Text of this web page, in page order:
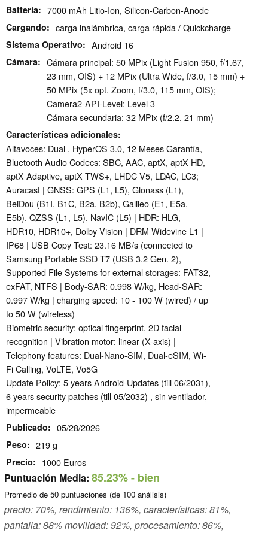
Battería 7000 mAh Litio-Ion, Silicon-Carbon-Anode
Cargando carga inalámbrica, carga rápida / Quickcharge
Sistema Operativo Android 16
Cámara
Cámara principal: 50 MPix (Light Fusion 950, f/1.67,
23 mm, OIS) + 12 MPix (Ultra Wide, f/3.0, 15 mm) +
50 MPix (5x opt. Zoom, f/3.0, 115 mm, OIS);
Camera2-API-Level: Level 3
Cámara secundaria: 32 MPix (f/2.2, 21 mm)
Características adicionales
Altavoces: Dual , HyperOS 3.0, 12 Meses Garantía,
Bluetooth Audio Codecs: SBC, AAC, aptX, aptX HD,
aptX Adaptive, aptX TWS+, LHDC V5, LDAC, LC3;
Auracast | GNSS: GPS (L1, L5), Glonass (L1),
BeiDou (B1I, B1C, B2a, B2b), Galileo (E1, E5a,
E5b), QZSS (L1, L5), NavIC (L5) | HDR: HLG,
HDR10, HDR10+, Dolby Vision | DRM Widevine L1 |
IP68 | USB Copy Test: 23.16 MB/s (connected to
Samsung Portable SSD T7 (USB 3.2 Gen. 2),
Supported File Systems for external storages: FAT32,
exFAT, NTFS | Body-SAR: 0.998 W/kg, Head-SAR:
0.997 W/kg | charging speed: 10 - 100 W (wired) / up
to 50 W (wireless)
Biometric security: optical fingerprint, 2D facial
recognition | Vibration motor: linear (X-axis) |
Telephony features: Dual-Nano-SIM, Dual-eSIM, Wi-
Fi Calling, VoLTE, Vo5G
Update Policy: 5 years Android-Updates (till 06/2031),
6 years security patches (till 05/2032) , sin ventilador,
impermeable
Publicado 05/28/2026
Peso 219 g
Precio 1000 Euros
Puntuación Media: 85.23%- bien
Promedio de 50 puntuaciones (de 100 análisis)
precio: 70%, rendimiento: 136%, características: 81%,
pantalla: 88% movilidad: 92%, procesamiento: 86%,